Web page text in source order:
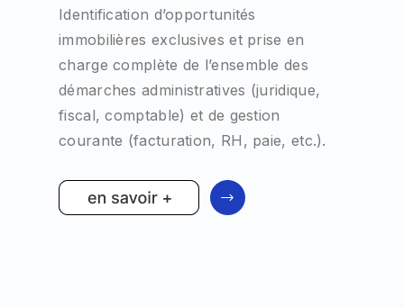
d’opportunités
exclusives et prise en
de l’ensemble des
administratives (juridique,
et de gestion
(facturation, RH, paie, etc.).
d’ancrage
C’est
pleinement